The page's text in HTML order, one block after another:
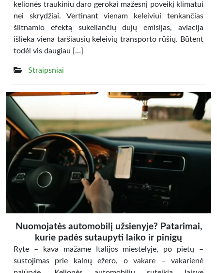
kelionės traukiniu daro gerokai mažesnį poveikį klimatui
nei skrydžiai. Vertinant vienam keleiviui tenkančias
šiltnamio efektą sukeliančių dujų emisijas, aviacija
išlieka viena taršiausių keleivių transporto rūšių. Būtent
todėl vis daugiau […]
Straipsniai
Nuomojatės automobilį užsienyje? Patarimai,
kurie padės sutaupyti laiko ir pinigų
Ryte – kava mažame Italijos miestelyje, po pietų –
sustojimas prie kalnų ežero, o vakare – vakarienė